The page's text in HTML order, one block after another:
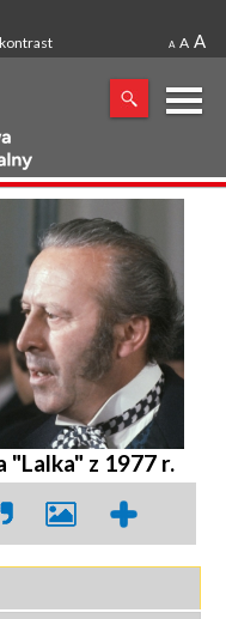
A A A
X
"Lalka" z 1977 r.